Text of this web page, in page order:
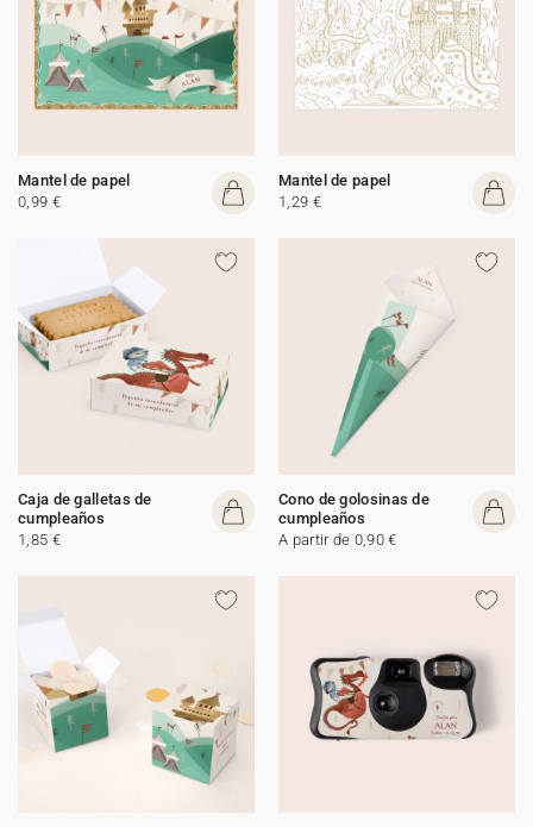
Mantel de papel
0,99 €
Mantel de papel
1,29 €
Caja de galletas de
cumpleaños
1,85 €
Cono de golosinas de
cumpleaños
A partir de 0,90 €